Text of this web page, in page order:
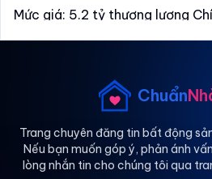
Mức giá: 5.2 tỷ thương lượng
Chuẩn
Trang chuyên đăng tin bất động
Nếu bạn muốn góp ý, phản ánh
lòng nhắn tin cho chúng tôi qua